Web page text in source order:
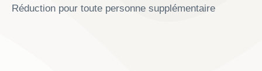
Réduction pour toute personne supplémentaire